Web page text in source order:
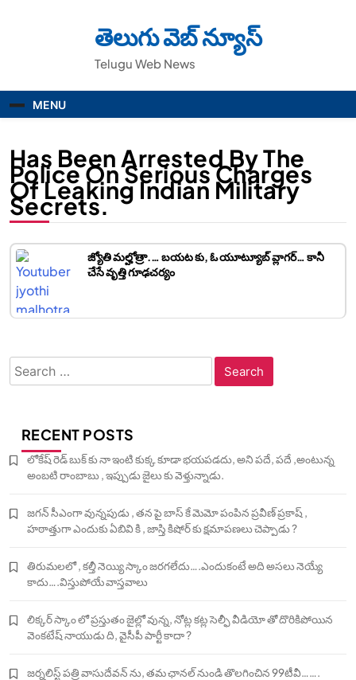
తెలుగు వెబ్ న్యూస్
Telugu Web News
MENU
Has Been Arrested By The
Police On Serious Charges
Of Leaking Indian Military
Secrets.
జ్యోతి మల్హోత్రా.… బయట కు, ఓ యూట్యూబ్ వ్లాగర్… కానీ
చేసే వృత్తి గూఢచర్యం
Search
for:
RECENT POSTS
లోకేష్ రెడ్ బుక్ కు నా ఇంటి కుక్క కూడా భయపడదు, అని పదే, పదే ,అంటున్న
అంబటి రాంబాబు , ఇప్పుడు జైలు కు వెళ్తున్నాడు.
జగన్ సీఎంగా వున్నపుడు , తన పై బాస్ కే మెమో పంపిన ప్రవీణ్ ప్రకాష్ ,
హఠాత్తుగా ఎందుకు ఏబివి కి , జాస్తి కిషోర్ కు క్షమాపణలు చెప్పాడు ?
తిరుమలలో , కల్తీ నెయ్యి స్కాం జరగలేదు….ఎందుకంటే అది అసలు నెయ్యే
కాదు….విస్తుపోయే వాస్తవాలు
లిక్కర్ స్కాం లో ప్రస్తుతం జైల్లో వున్న, నోట్ల కట్ల సెల్ఫీ వీడియో తో దొరికిపోయిన
వెంకటేష్ నాయుడు ది, వైసీపీ పార్టీ కాదా ?
జర్నలిస్ట్ పత్రి వాసుదేవన్ ను, తమ ఛానల్ నుండి తొలగించిన 99టీవీ…….